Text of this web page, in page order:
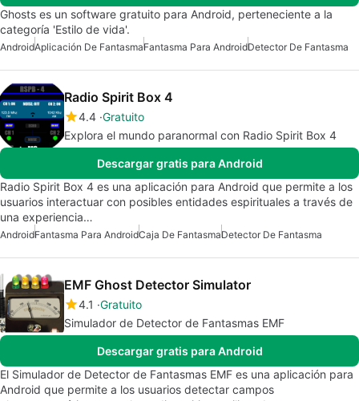
Ghosts es un software gratuito para Android, perteneciente a la
categoría 'Estilo de vida'.
AndroidAplicación De FantasmaFantasma Para AndroidDetector De Fantasma
Radio Spirit Box 4
4.4 Gratuito
Explora el mundo paranormal con Radio Spirit Box 4
Descargar gratis para Android
Radio Spirit Box 4 es una aplicación para Android que permite a los
usuarios interactuar con posibles entidades espirituales a través de
una experiencia…
AndroidFantasma Para AndroidCaja De FantasmaDetector De Fantasma
EMF Ghost Detector Simulator
4.1 Gratuito
Simulador de Detector de Fantasmas EMF
Descargar gratis para Android
El Simulador de Detector de Fantasmas EMF es una aplicación para
Android que permite a los usuarios detectar campos